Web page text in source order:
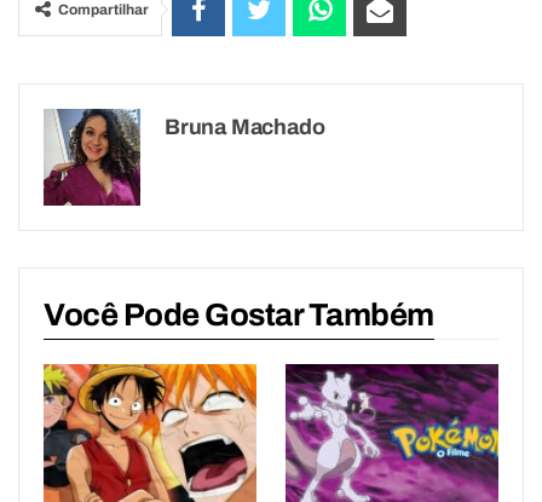
Compartilhar
Bruna Machado
Você Pode Gostar Também